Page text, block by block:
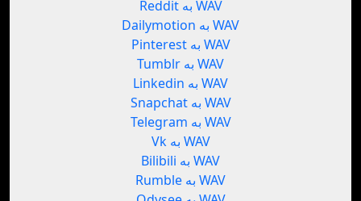
Reddit به WAV
Dailymotion به WAV
Pinterest به WAV
Tumblr به WAV
Linkedin به WAV
Snapchat به WAV
Telegram به WAV
Vk به WAV
Bilibili به WAV
Rumble به WAV